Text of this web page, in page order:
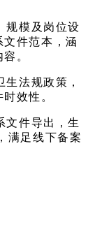
规模及岗位设
件范本，涵
。
法规政策，
效性。
文件导出，生
满足线下备案